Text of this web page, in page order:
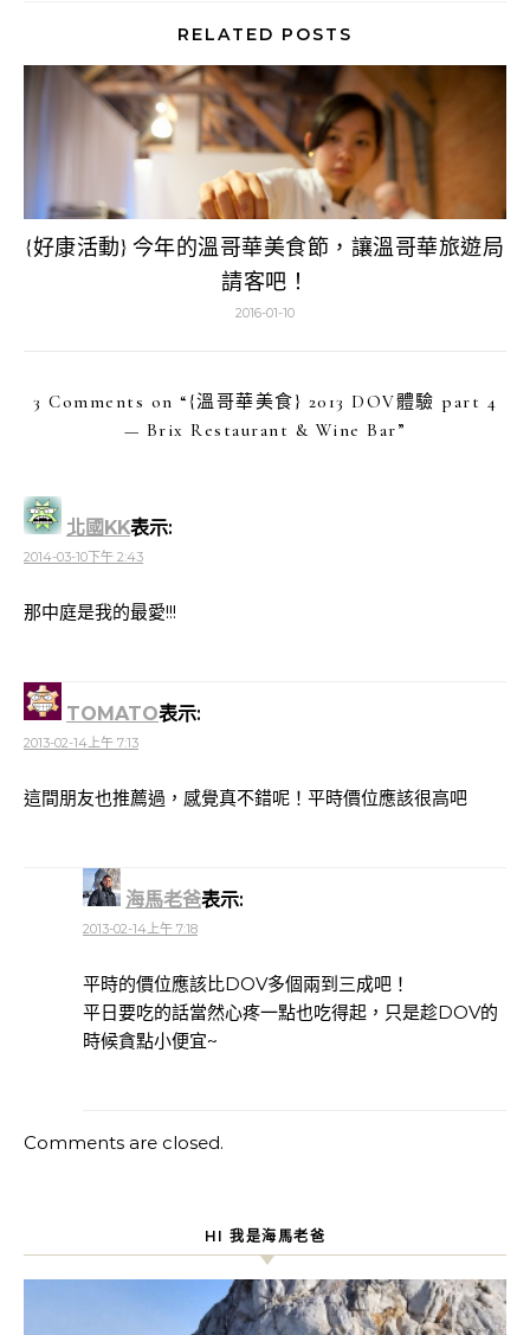
RELATED POSTS
{好康活動} 今年的溫哥華美食節，讓溫哥華旅遊局
請客吧！
2016-01-10
3 Comments on “{溫哥華美食} 2013 DOV體驗 part 4
— Brix Restaurant & Wine Bar”
北國KK表示:
2014-03-10下午 2:43
那中庭是我的最愛!!!
TOMATO表示:
2013-02-14上午 7:13
這間朋友也推薦過，感覺真不錯呢！平時價位應該很高吧
海馬老爸表示:
2013-02-14上午 7:18
平時的價位應該比DOV多個兩到三成吧！
平日要吃的話當然心疼一點也吃得起，只是趁DOV的
時候貪點小便宜~
Comments are closed.
HI 我是海馬老爸